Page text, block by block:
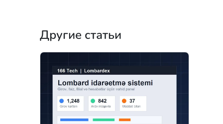
Другие статьи